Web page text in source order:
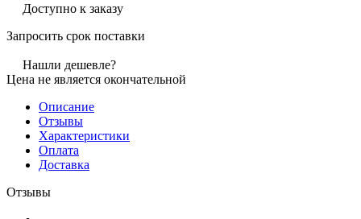
Доступно к заказу
Запросить срок поставки
Нашли дешевле?
Цена не является окончательной
Описание
Отзывы
Характеристики
Оплата
Доставка
Отзывы